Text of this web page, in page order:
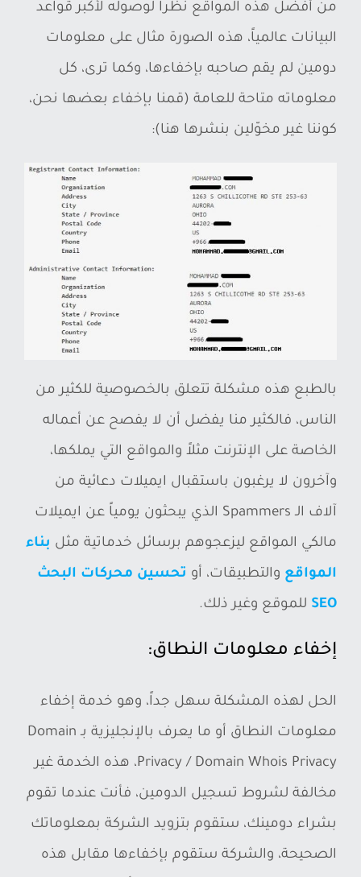
من أفضل هذه المواقع نظراً لوصوله لأكبر قواعد
البيانات عالمياً، هذه الصورة مثال على معلومات
دومين لم يقم صاحبه بإخفاءها، وكما ترى، كل
معلوماته متاحة للعامة (قمنا بإخفاء بعضها نحن،
كوننا غير مخوّلين بنشرها هنا):
بالطبع هذه مشكلة تتعلق بالخصوصية للكثير من
الناس، فالكثير منا يفضل أن لا يفصح عن أعماله
الخاصة على الإنترنت مثلاً والمواقع التي يملكها،
وآخرون لا يرغبون باستقبال ايميلات دعائية من
آلاف الـ Spammers الذي يبحثون يومياً عن ايميلات
مالكي المواقع ليزعجوهم برسائل خدماتية مثل بناء
المواقع والتطبيقات، أو تحسين محركات البحث
SEO للموقع وغير ذلك.
إخفاء معلومات النطاق:
الحل لهذه المشكلة سهل جداً، وهو خدمة إخفاء
معلومات النطاق أو ما يعرف بالإنجليزية بـ Domain
Privacy / Domain Whois Privacy، هذه الخدمة غير
مخالفة لشروط تسجيل الدومين، فأنت عندما تقوم
بشراء دومينك، ستقوم بتزويد الشركة بمعلوماتك
الصحيحة، والشركة ستقوم بإخفاءها مقابل هذه